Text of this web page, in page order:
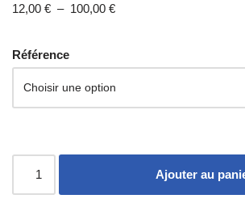
12,00 € – 100,00 €
Référence
Ajouter au